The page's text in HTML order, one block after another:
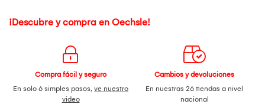
¡Descubre y compra en Oechsle!
Compra fácil y seguro
En solo 6 simples pasos, ve nuestro
video
Cambios y devoluciones
En nuestras 26 tiendas a nivel
nacional